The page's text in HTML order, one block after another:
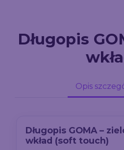
Długopis
Opis
Długopis GOMA –
wkład (soft touch)